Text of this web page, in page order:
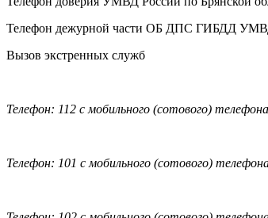
Телефон дежурной части ОБ ДПС ГИБДД
Вызов экстренных служб
Телефон: 112 с мобильного (сотового) телефона
Телефон: 101 с мобильного (сотового)